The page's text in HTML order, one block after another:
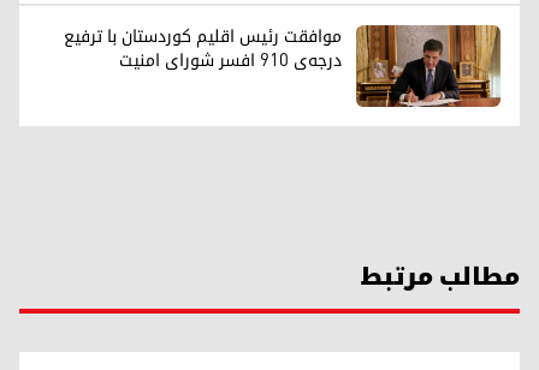
موافقت رئیس اقلیم کوردستان با ترفیع
درجه‌ی ۹۱۰ افسر شورای امنیت
مطالب مرتبط